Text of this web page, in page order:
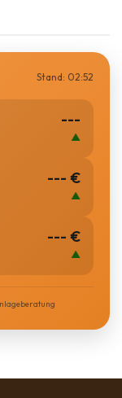
Stand: 02:52
---
▲
--- €
▲
--- €
▲